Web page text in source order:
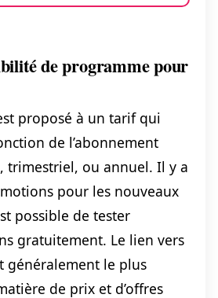
de programme pour
proposé à un tarif qui
de l’abonnement
trimestriel, ou annuel. Il y a
pour les nouveaux
possible de tester
gratuitement. Le lien vers
généralement le plus
de prix et d’offres